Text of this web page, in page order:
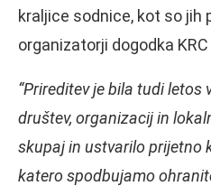
kraljice sodnice, kot so jih
organizatorji dogodka
“Prireditev je bila tudi letos
društev, organizacij in
skupaj in ustvarilo prijetno
katero spodbujamo